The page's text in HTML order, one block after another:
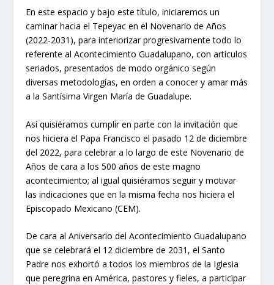
En este espacio y bajo este título, iniciaremos un
caminar hacia el Tepeyac en el Novenario de Años
(2022-2031), para interiorizar progresivamente todo lo
referente al Acontecimiento Guadalupano, con artículos
seriados, presentados de modo orgánico según
diversas metodologías, en orden a conocer y amar más
a la Santísima Virgen María de Guadalupe.
Así quisiéramos cumplir en parte con la invitación que
nos hiciera el Papa Francisco el pasado 12 de diciembre
del 2022, para celebrar a lo largo de este Novenario de
Años de cara a los 500 años de este magno
acontecimiento; al igual quisiéramos seguir y motivar
las indicaciones que en la misma fecha nos hiciera el
Episcopado Mexicano (CEM).
De cara al Aniversario del Acontecimiento Guadalupano
que se celebrará el 12 diciembre de 2031, el Santo
Padre nos exhortó a todos los miembros de la Iglesia
que peregrina en América, pastores y fieles, a participar